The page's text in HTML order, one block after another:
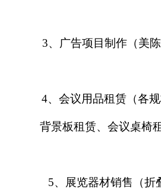
3、广告项目制作（美
4、会议用品租赁（各
背景板租赁、会议桌椅
5、展览器材销售（折